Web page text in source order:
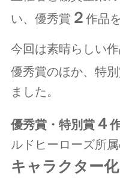
い、優秀賞 ２ 作品
今回は素晴らしい
優秀賞のほか、特
ました。
優秀賞・特別賞４
ルドヒーローズ所
キャラクター化